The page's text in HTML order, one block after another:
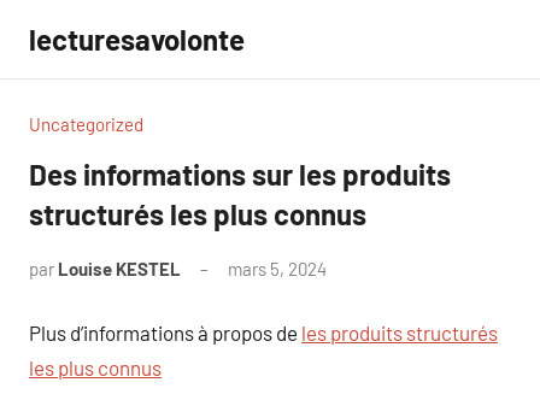
contenu
lecturesavolonte
Uncategorized
Des informations sur les produits
structurés les plus connus
par Louise KESTEL mars 5, 2024
Plus d’informations à propos de les produits structurés
les plus connus